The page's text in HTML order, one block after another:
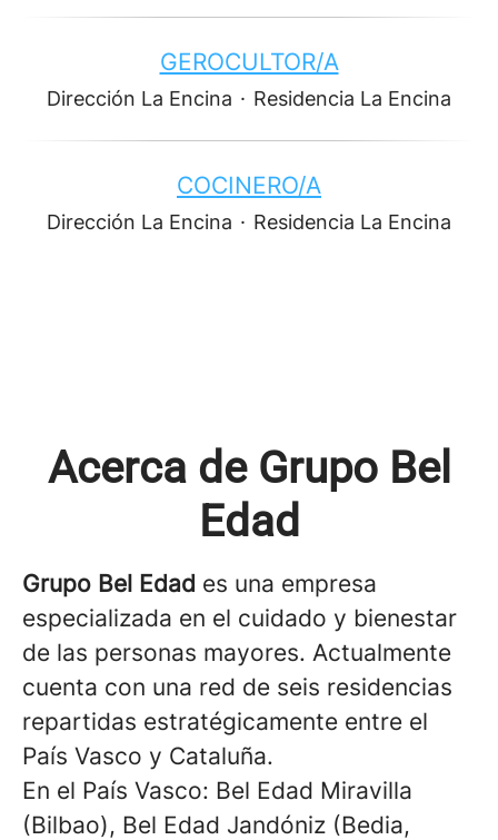
GEROCULTOR/A
Dirección La Encina · Residencia La Encina
COCINERO/A
Dirección La Encina · Residencia La Encina
Acerca de Grupo Bel
Edad
Grupo Bel Edad es una empresa
especializada en el cuidado y bienestar
de las personas mayores. Actualmente
cuenta con una red de seis residencias
repartidas estratégicamente entre el
País Vasco y Cataluña.
En el País Vasco: Bel Edad Miravilla
(Bilbao), Bel Edad Jandóniz (Bedia,